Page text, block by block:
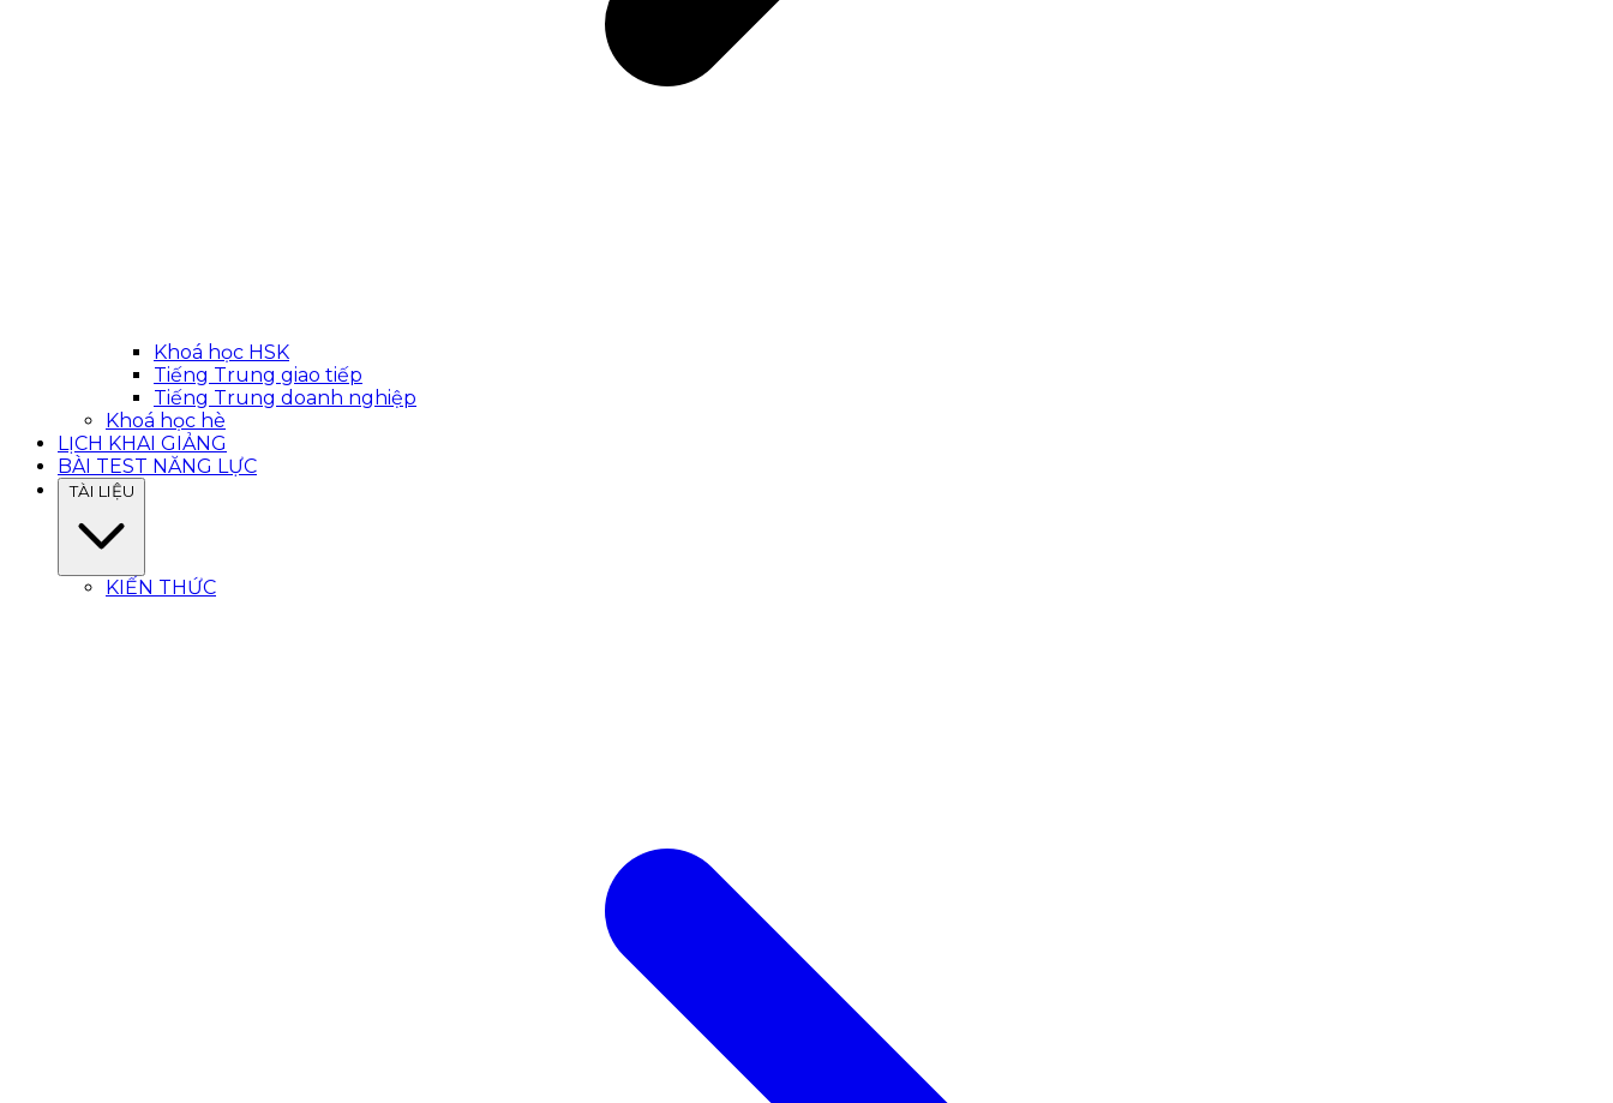
Khoá học HSK
Tiếng Trung giao tiếp
Tiếng Trung doanh nghiệp
Khoá học hè
LỊCH KHAI GIẢNG
BÀI TEST NĂNG LỰC
TÀI LIỆU
KIẾN THỨC